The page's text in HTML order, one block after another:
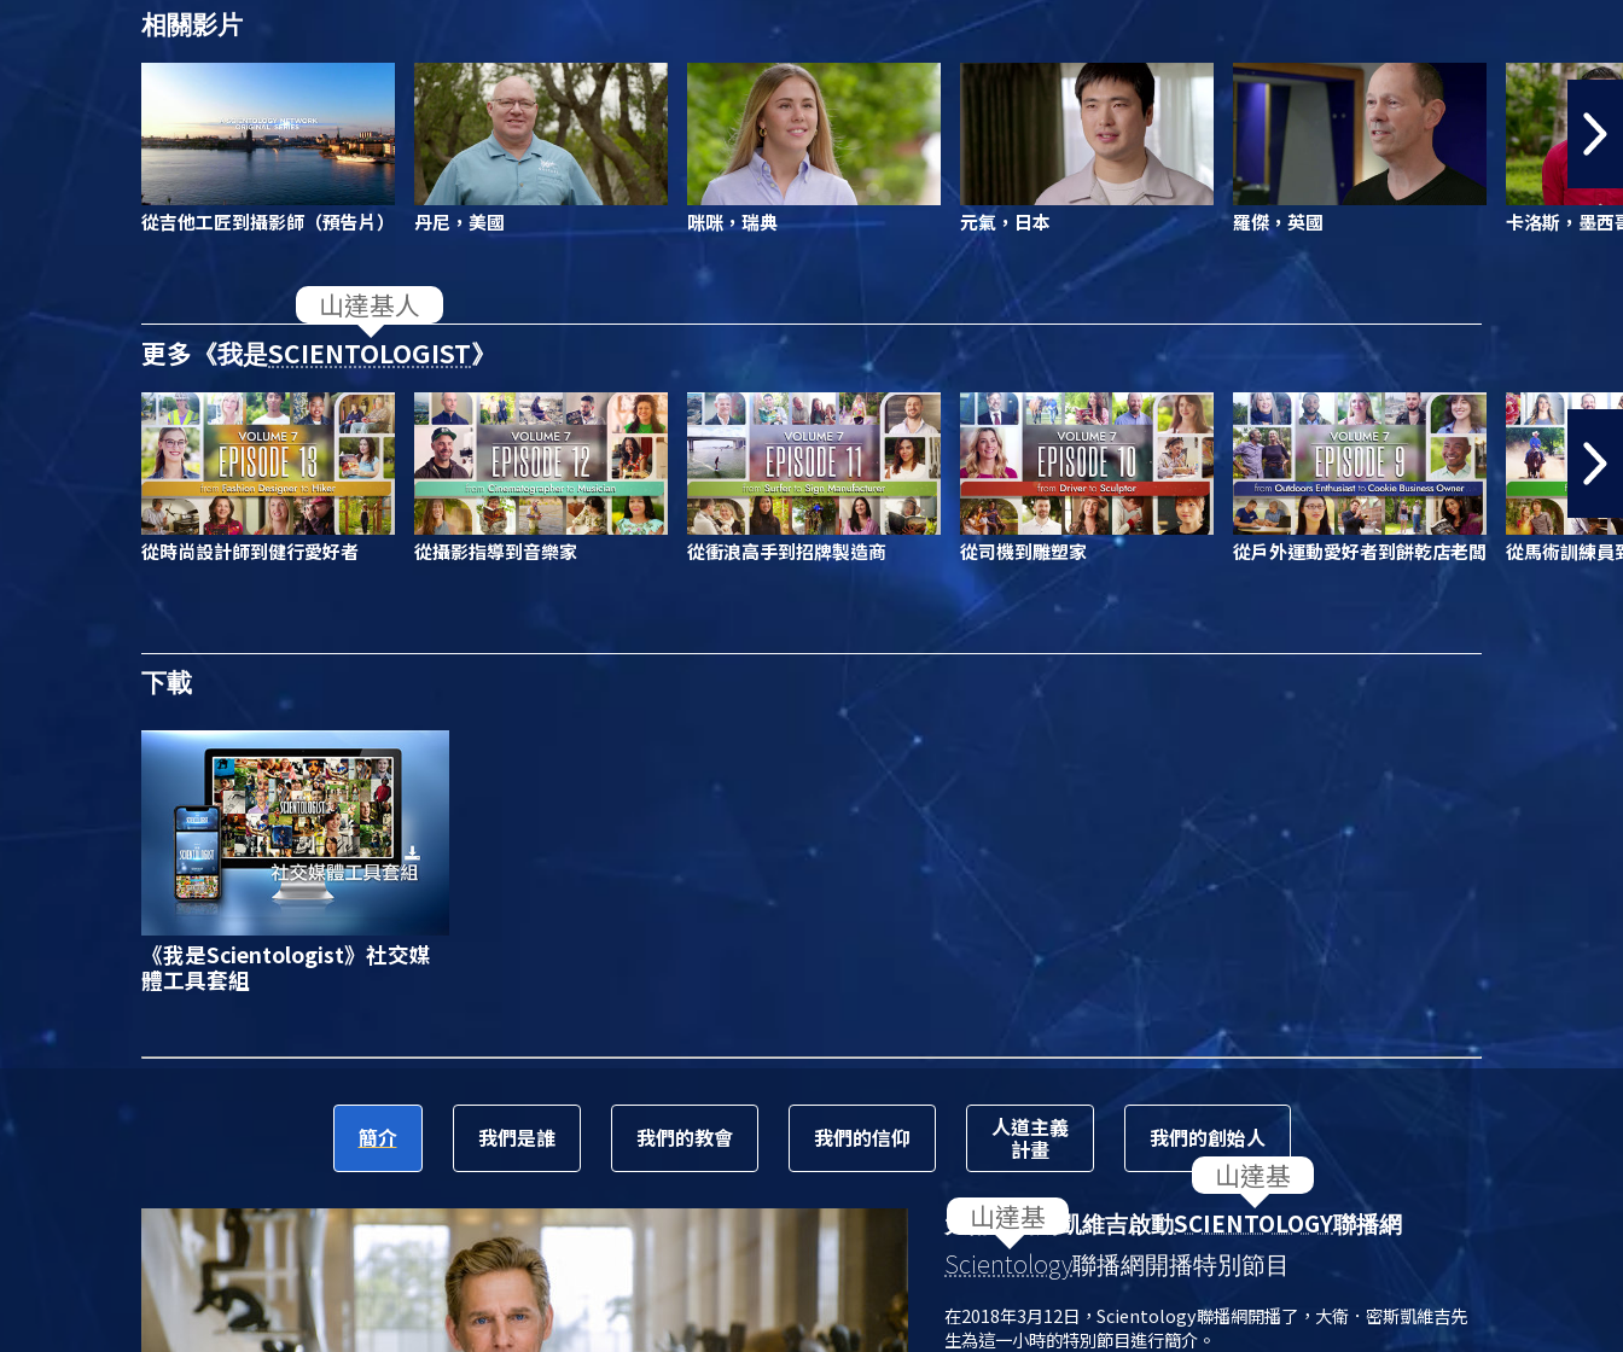
相關影片
從吉他工匠到攝影師（預告片） 丹尼，美國 咪咪，瑞典 元氣，日本 羅傑，英國 卡洛斯，墨西
更多 《我是SCIENTOLOGIST》
從時尚設計師到健行愛好者 從攝影指導到音樂家 從衝浪高手到招牌製造商 從司機到雕塑家 從戶外運動愛好者到餅乾店老闆 從馬術訓練員
下載
《我是Scientologist》 社交媒
體工具套組
簡介 我們是誰 我們的教會 我們的信仰 人道主義
計畫 我們的創始人
大衛．密斯凱維吉啟動SCIENTOLOGY聯播網
Scientology聯播網開播特別節目
在2018年3月12日，Scientology聯播網開播了，大衛．密斯凱維吉先
生為這一小時的特別節目進行簡介。